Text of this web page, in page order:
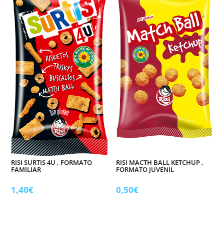
RISI SURTIS 4U , FORMATO
FAMILIAR
1,40€
RISI MACTH BALL KETCHUP ,
FORMATO JUVENIL
0,50€